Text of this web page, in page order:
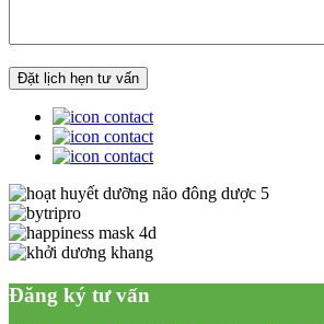
Đăng ký tư vấn